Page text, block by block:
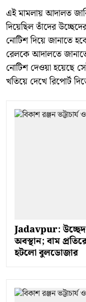
এই মামলায় আদালত
দিয়েছিল তাঁদের
নোটিশ দিয়ে জানাতে
রেলকে আদালতে
নোটিশ দেওয়া হয়েছে
খতিয়ে দেখে রিপোর্ট
Jadavpur:
অবস্থান; বাম
হটলো বুলডোজার